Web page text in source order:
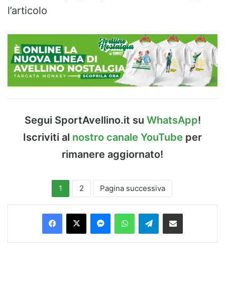
l’articolo
Segui SportAvellino.it su WhatsApp!
Iscriviti al nostro canale YouTube per
rimanere aggiornato!
1 2 Pagina successiva
Facebook
X MessengerWhatsAppTelegramCondividi via Email